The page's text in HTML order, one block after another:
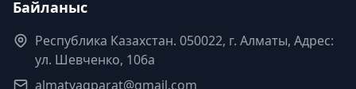
Байланыс
Республика Казахстан. 050022, г. Алматы, Адрес:
ул. Шевченко, 106а
almatyaqparat@gmail.com